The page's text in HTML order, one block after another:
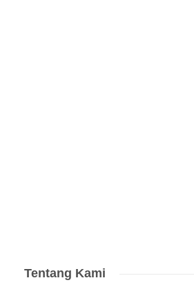
Tentang Kami